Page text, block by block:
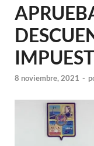
8 noviembre, 2021 -